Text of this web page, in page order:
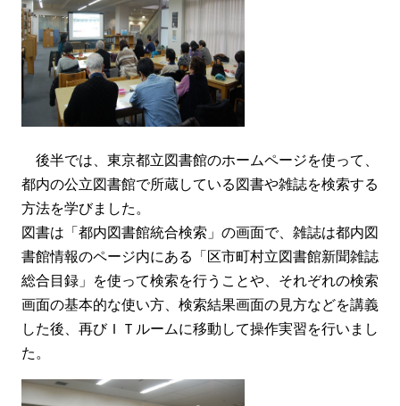
後半では、東京都立図書館のホームページを使って、
都内の公立図書館で所蔵している図書や雑誌を検索する
方法を学びました。
図書は「都内図書館統合検索」の画面で、雑誌は都内図
書館情報のページ内にある「区市町村立図書館新聞雑誌
総合目録」を使って検索を行うことや、それぞれの検索
画面の基本的な使い方、検索結果画面の見方などを講義
した後、再びＩＴルームに移動して操作実習を行いまし
た。